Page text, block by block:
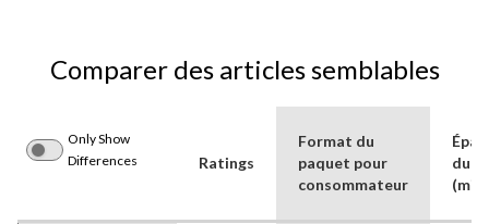
Comparer des articles semblables
Only Show
Differences
Ratings
Format du
paquet pour
consommateur
du
(mil)